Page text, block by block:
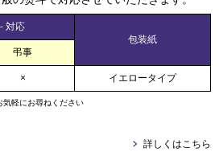
対応
包装紙
弔事
× イエロータイプ
軽にお尋ねください